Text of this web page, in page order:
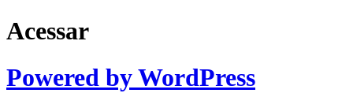
Acessar
Powered by WordPress